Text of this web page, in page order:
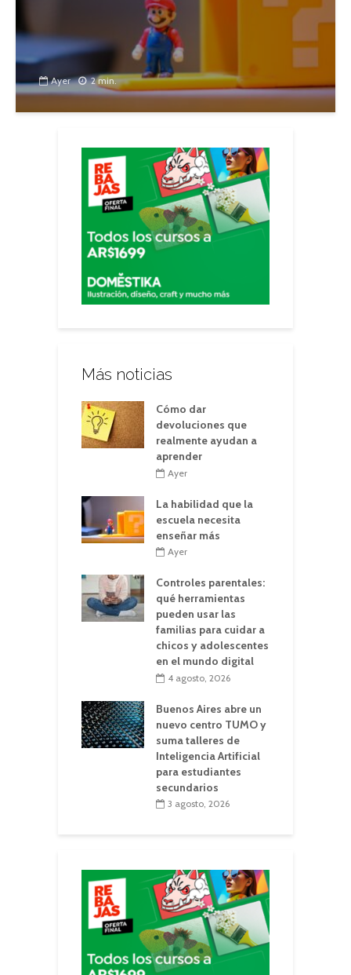
Ayer 2 min.
Más noticias
Cómo dar
devoluciones que
realmente ayudan a
aprender
Ayer
La habilidad que la
escuela necesita
enseñar más
Ayer
Controles parentales:
qué herramientas
pueden usar las
familias para cuidar a
chicos y adolescentes
en el mundo digital
4 agosto, 2026
Buenos Aires abre un
nuevo centro TUMO y
suma talleres de
Inteligencia Artificial
para estudiantes
secundarios
3 agosto, 2026